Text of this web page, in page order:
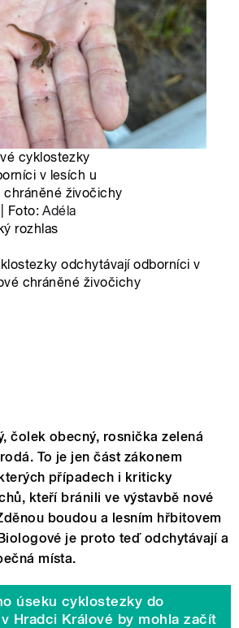
cyklostezky
v lesích u
chráněné živočichy
Foto:Adéla
rozhlas
odchytávají odborníci v
chráněné živočichy
čolek obecný, rosnička zelená
To je jen část zákonem
případech i kriticky
kteří bránili ve výstavbě nové
boudou a lesním hřbitovem
je proto teď odchytávají a
místa.
úseku cyklostezky do
Hradci Králové by mohla začít